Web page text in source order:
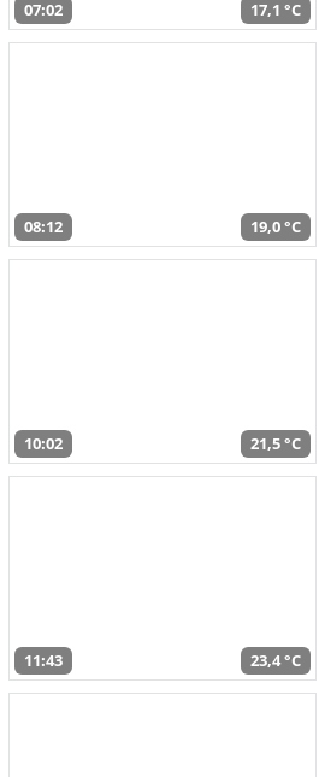
07:02 17,1 °C
08:12 19,0 °C
10:02 21,5 °C
11:43 23,4 °C